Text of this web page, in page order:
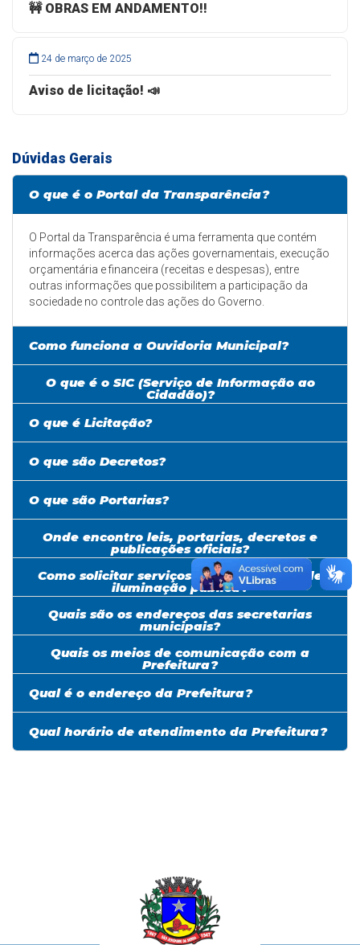
Dúvidas Gerais
O que é o Portal da Transparência?
O Portal da Transparência é uma ferramenta que contém
informações acerca das ações governamentais, execução
orçamentária e financeira (receitas e despesas), entre
outras informações que possibilitem a participação da
sociedade no controle das ações do Governo.
Como funciona a Ouvidoria Municipal?
O que é o SIC (Serviço de Informação ao
Cidadão)?
O que é Licitação?
O que são Decretos?
O que são Portarias?
Onde encontro leis, portarias, decretos e
publicações oficiais?
Como solicitar serviços de manutenção de
iluminação pública?
Quais são os endereços das secretarias
municipais?
Quais os meios de comunicação com a
Prefeitura?
Qual é o endereço da Prefeitura?
Qual horário de atendimento da Prefeitura?
🚧 OBRAS EM ANDAMENTO!!
24 de março de 2025
Aviso de licitação! 📣